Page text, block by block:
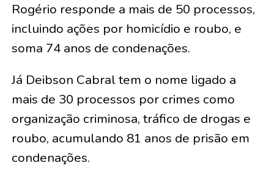
Rogério responde a mais de 50 processos,
incluindo ações por homicídio e roubo, e
soma 74 anos de condenações.
Já Deibson Cabral tem o nome ligado a
mais de 30 processos por crimes como
organização criminosa, tráfico de drogas e
roubo, acumulando 81 anos de prisão em
condenações.